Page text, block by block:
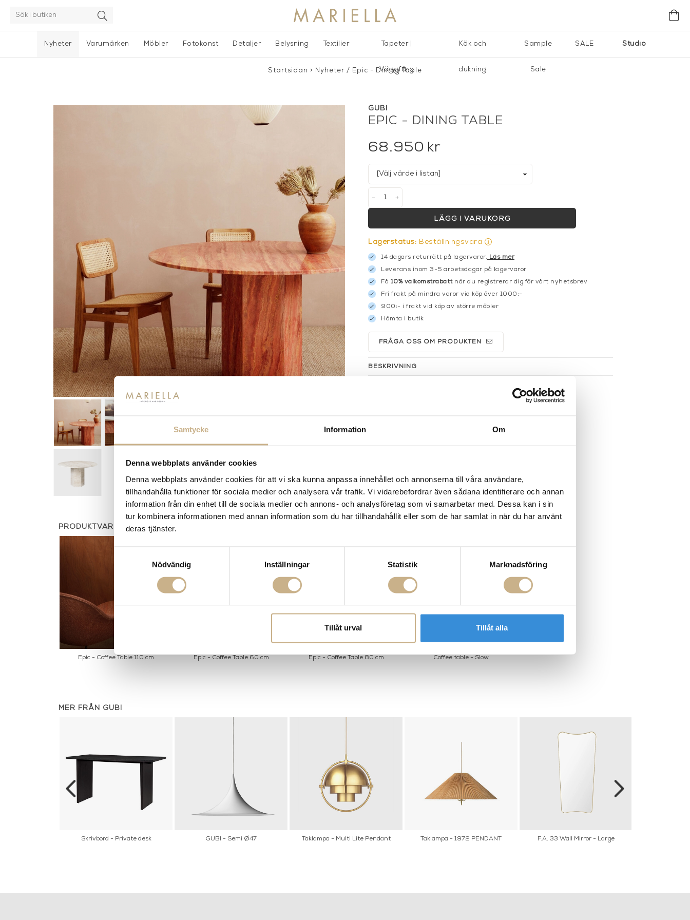
Samtycke Information Om
Denna webbplats använder cookies
Denna webbplats använder cookies för att vi ska kunna anpassa innehållet och annonserna till våra användare,
tillhandahålla funktioner för sociala medier och analysera vår trafik. Vi vidarebefordrar även sådana identifierare och annan
information från din enhet till de sociala medier och annons- och analysföretag som vi samarbetar med. Dessa kan i sin
tur kombinera informationen med annan information som du har tillhandahållit eller som de har samlat in när du har använt
deras tjänster.
Nödvändig
Inställningar Statistik Marknadsföring
Tillåt urval Tillåt alla
Nyheter Studio
Varumärken Möbler Fotokonst Detaljer Belysning Textilier Tapeter |
Väggfärg
Kök och
dukning
Sample
Sale
SALE
Startsidan > Nyheter / Epic - Dining Table
GUBI
EPIC - DINING TABLE
68.950 kr
+
-
LÄGG I VARUKORG
Lagerstatus: Beställningsvara
14 dagars returrätt på lagervaror. Läs mer
Leverans inom 3-5 arbetsdagar på lagervaror
Få 10% välkomstrabattnär du registrerar dig för vårt nyhetsbrev
Fri frakt på mindra varor vid köp över 1000:-
900:- i frakt vid köp av större möbler
Hämta i butik
FRÅGA OSS OM PRODUKTEN
BESKRIVNING
PRODUKTVARIANTER
Epic - Coffee Table 110 cm Epic - Coffee Table 60 cm Epic - Coffee Table 80 cm Coffee table - Slow
MER FRÅN GUBI
Skrivbord - Private desk GUBI - Semi Ø47 Taklampa - Multi Lite Pendant Taklampa - 1972 PENDANT F.A. 33 Wall Mirror - Large